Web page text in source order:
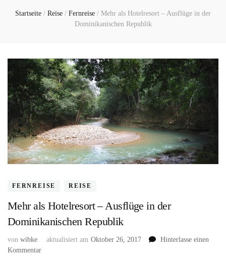
Startseite / Reise / Fernreise / Mehr als Hotelresort – Ausflüge in der
Dominikanischen Republik
FERNREISE REISE
Mehr als Hotelresort – Ausflüge in der
Dominikanischen Republik
von wibke aktualisiert am Oktober 26, 2017
Hinterlasse einen
Kommentarzu